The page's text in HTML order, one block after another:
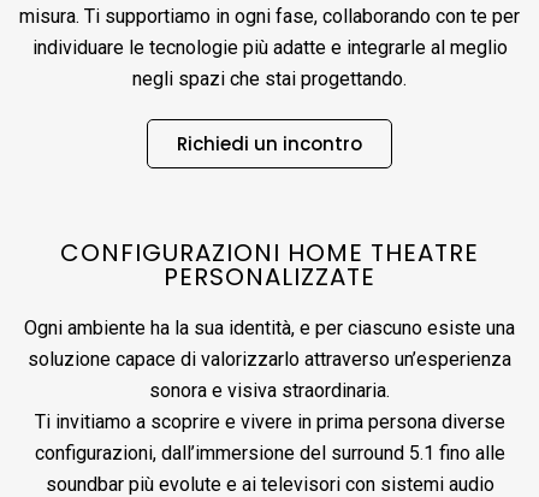
misura. Ti supportiamo in ogni fase, collaborando con te per
individuare le tecnologie più adatte e integrarle al meglio
negli spazi che stai progettando.
Richiedi un incontro
CONFIGURAZIONI HOME THEATRE
PERSONALIZZATE
Ogni ambiente ha la sua identità, e per ciascuno esiste una
soluzione capace di valorizzarlo attraverso un’esperienza
sonora e visiva straordinaria.
Ti invitiamo a scoprire e vivere in prima persona diverse
configurazioni, dall’immersione del surround 5.1 fino alle
soundbar più evolute e ai televisori con sistemi audio